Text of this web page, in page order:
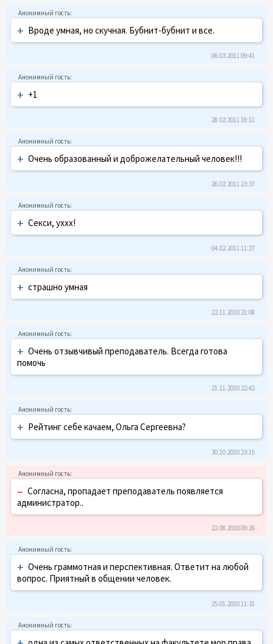
+ Вроде умная, но скучная. Бубнит-бубнит и все.
06.03.2011 09:41
+ +1
28.02.2011 18:11
+ Очень образованный и доброжелательный человек!!!
26.02.2011 23:37
+ Секси, уххх!
04.02.2011 11:27
+ страшно умная
22.11.2010 21:08
+ Очень отзывчивый преподаватель. Всегда готова
помочь
21.11.2010 22:42
+ Рейтинг себе качаем, Ольга Сергеевна?
30.10.2010 23:15
– Согласна, пропадает преподаватель появляется
администратор..
22.08.2010 09:26
+ Очень граммотная и перспективная. Ответит на любой
вопрос. Приятный в общении человек.
25.01.2010 11:31